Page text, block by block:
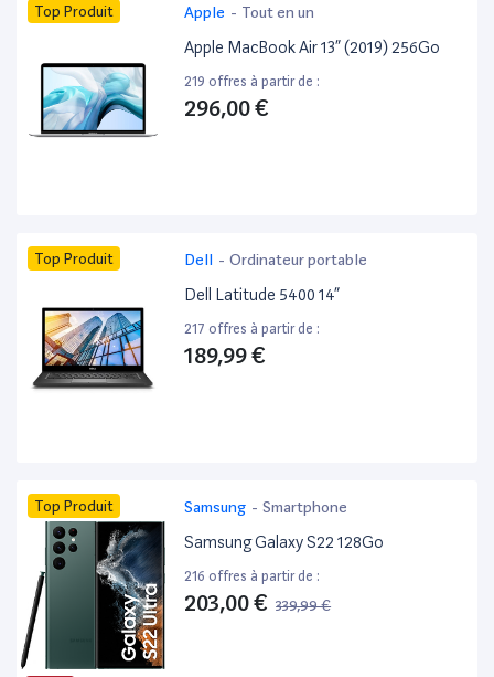
Top Produit Apple - Tout en un
Apple MacBook Air 13” (2019) 256Go
219 offres à partir de :
296,00 €
Top Produit Dell - Ordinateur portable
Dell Latitude 5400 14”
217 offres à partir de :
189,99 €
Top Produit Samsung - Smartphone
Samsung Galaxy S22 128Go
216 offres à partir de :
203,00 € 339,99 €